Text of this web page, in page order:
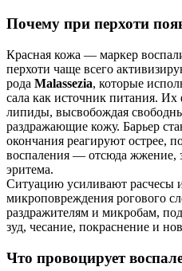
Почему при перхоти
Красная кожа — маркер
перхоти чаще всего
рода Malassezia, которые
сала как источник питания.
липиды, высвобождая
раздражающие кожу. Барьер
окончания реагируют острее,
воспаления — отсюда жжение,
эритема.
Ситуацию усиливают расчесы
микроповреждения рогового
раздражителям и микробам,
зуд, чесание, покраснение и
Что провоцирует